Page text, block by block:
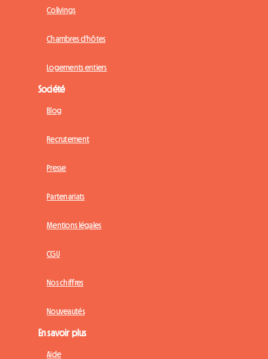
Colivings
Chambres d'hôtes
Logements entiers
Société
Blog
Recrutement
Presse
Partenariats
Mentions légales
CGU
Nos chiffres
Nouveautés
En savoir plus
Aide